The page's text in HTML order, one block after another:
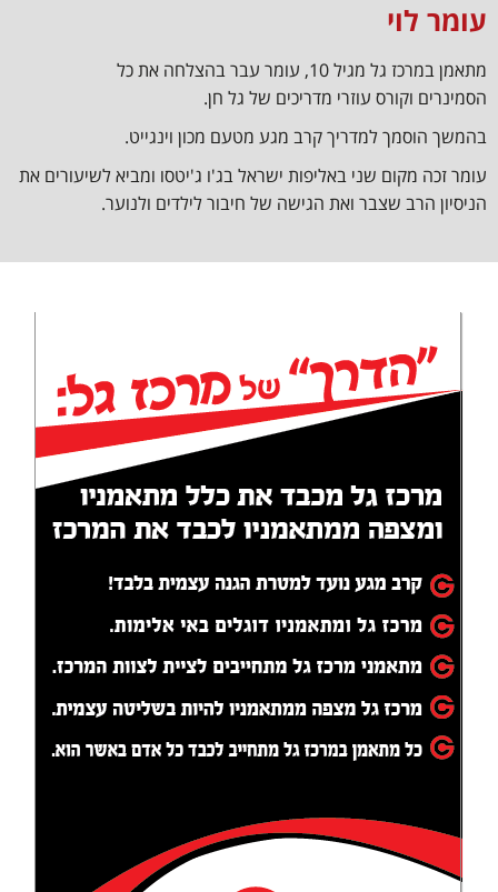
עומר לוי
מתאמן במרכז גל מגיל 10, עומר עבר בהצלחה את כל
הסמינרים וקורס עוזרי מדריכים של גל חן.
בהמשך הוסמך למדריך קרב מגע מטעם מכון וינגייט.
עומר זכה מקום שני באליפות ישראל בג'ו ג'יטסו ומביא לשיעורים את
הניסיון הרב שצבר ואת הגישה של חיבור לילדים ולנוער.